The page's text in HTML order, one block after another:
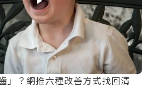
」？網推六種改善方式找回清